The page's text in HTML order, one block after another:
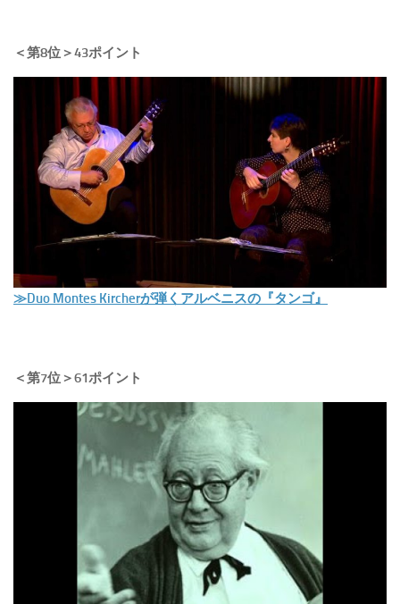
＜第8位＞43ポイント
≫Duo Montes Kircherが弾くアルベニスの『タンゴ』
＜第7位＞61ポイント